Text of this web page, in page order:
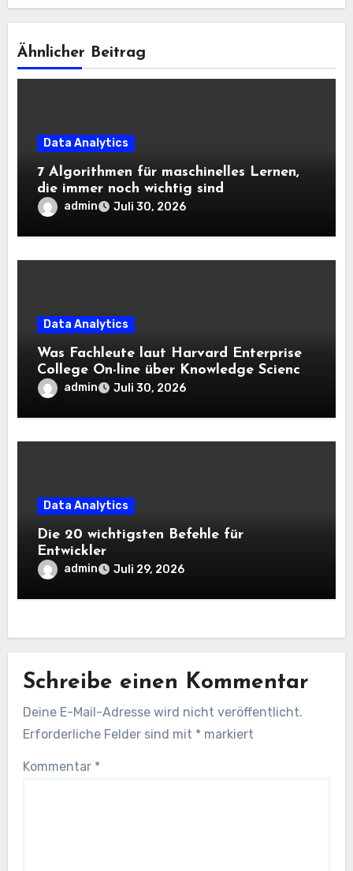
Ähnlicher Beitrag
Data Analytics
7 Algorithmen für maschinelles Lernen,
die immer noch wichtig sind
admin Juli 30, 2026
Data Analytics
Was Fachleute laut Harvard Enterprise
College On-line über Knowledge Science
und KI wissen sollten
admin Juli 30, 2026
Data Analytics
Die 20 wichtigsten Befehle für
Entwickler
admin Juli 29, 2026
Schreibe einen Kommentar
Deine E-Mail-Adresse wird nicht veröffentlicht.
Erforderliche Felder sind mit * markiert
Kommentar *